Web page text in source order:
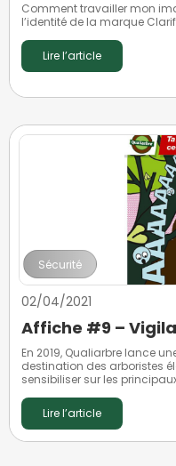
Comment travailler mon
l’identité de la marque
Lire l’article
Sécurité
02/04/2021
Affiche #9 –
En 2019, Qualiarbre lance
destination des arboristes
sensibiliser sur les
Lire l’article